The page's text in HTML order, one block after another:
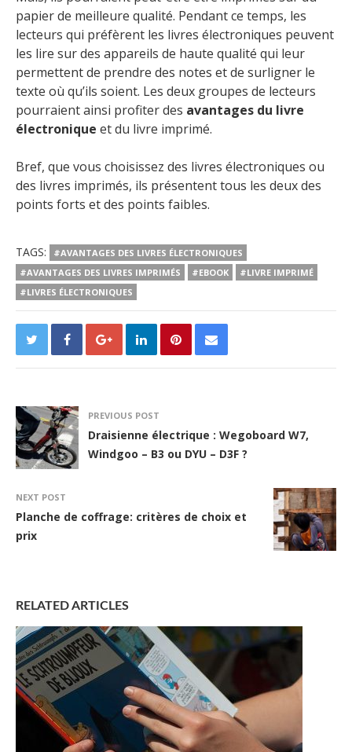
papier de meilleure qualité. Pendant ce temps, les
lecteurs qui préfèrent les livres électroniques peuvent
les lire sur des appareils de haute qualité qui leur
permettent de prendre des notes et de surligner le
texte où qu’ils soient. Les deux groupes de lecteurs
pourraient ainsi profiter des avantages du livre
électronique et du livre imprimé.
Bref, que vous choisissez des livres électroniques ou
des livres imprimés, ils présentent tous les deux des
points forts et des points faibles.
TAGS:
#AVANTAGES DES LIVRES ÉLECTRONIQUES
#AVANTAGES DES LIVRES IMPRIMÉS
#EBOOK
#LIVRE IMPRIMÉ
#LIVRES ÉLECTRONIQUES
PREVIOUS POST
Draisienne électrique : Wegoboard W7,
Windgoo – B3 ou DYU – D3F ?
NEXT POST
Planche de coffrage: critères de choix et
prix
RELATED ARTICLES